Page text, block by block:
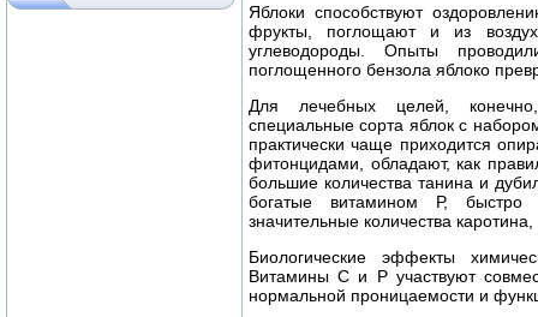
Яблоки способствуют
фрукты, поглощают и из
углеводороды. Опыты
поглощенного бензола яблоко
Для лечебных целей,
специальные сорта яблок с
практически чаще приходится
фитонцидами, обладают, как
большие количества танина и
богатые витамином Р,
значительные количества
Биологические эффекты
Витамины С и Р участвуют
нормальной проницаемости и